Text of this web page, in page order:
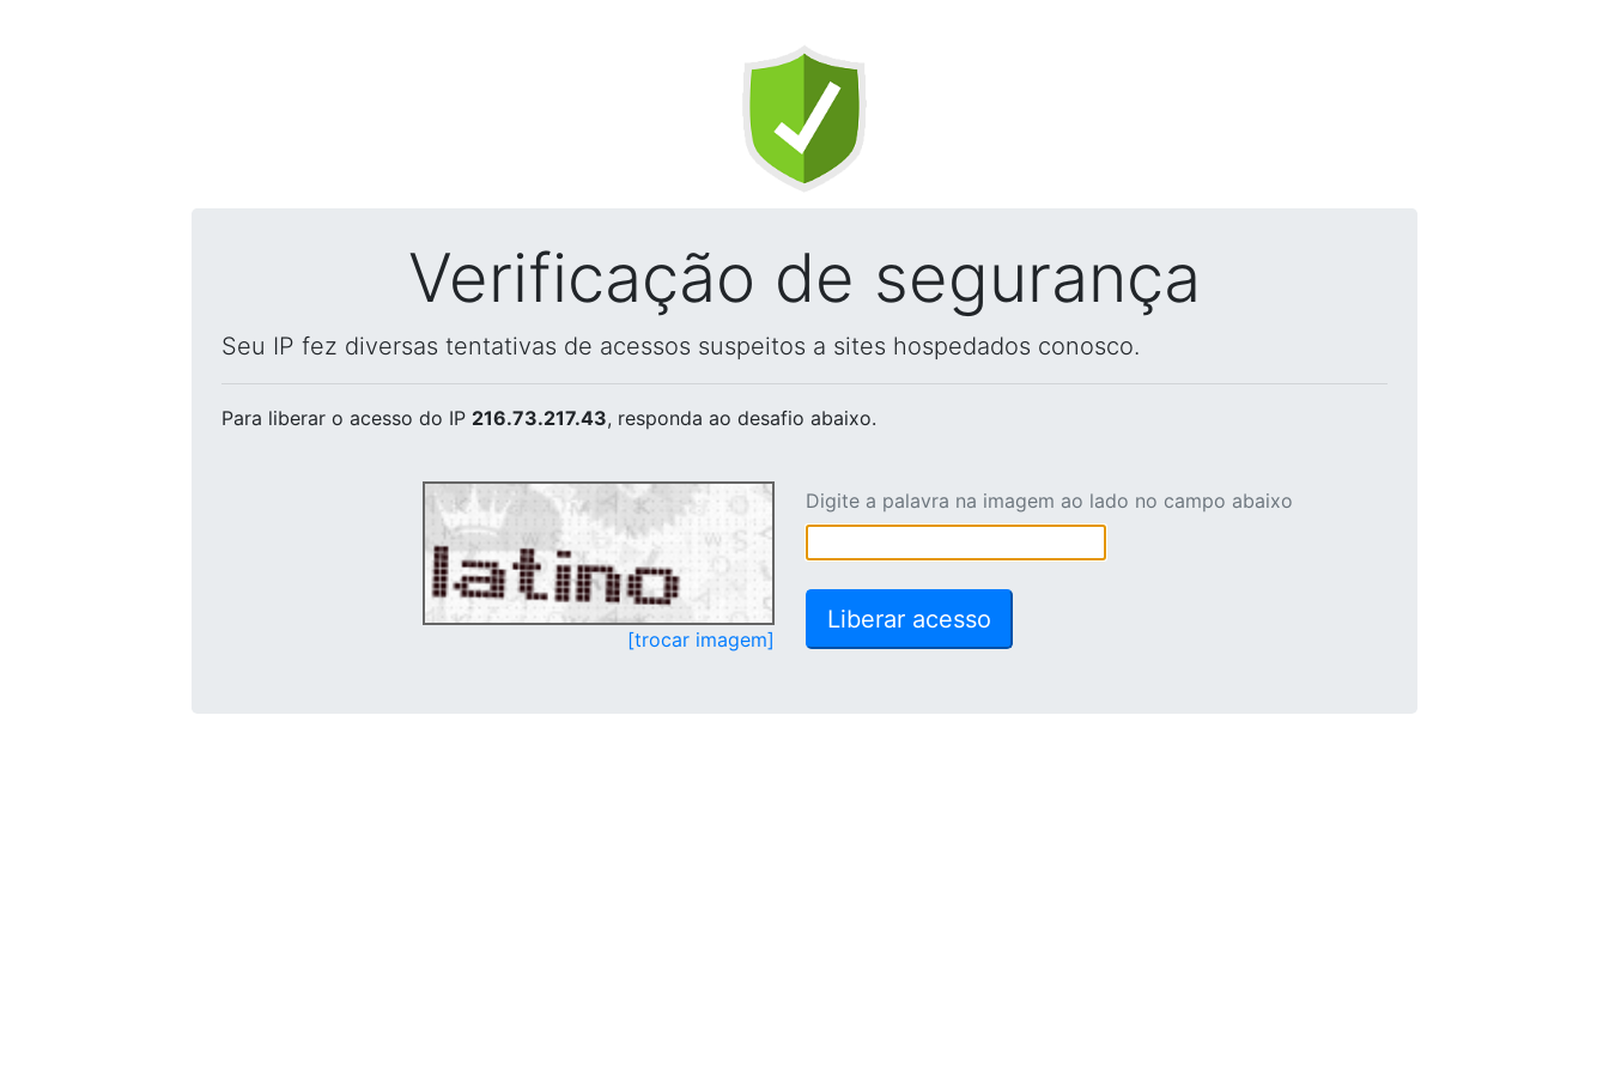
Verificação de segurança
Seu IP fez diversas tentativas de acessos suspeitos a sites hospedados conosco.
Para liberar o acesso do IP 216.73.217.43, responda ao desafio abaixo.
[trocar imagem]
Digite a palavra na imagem ao lado no campo abaixo